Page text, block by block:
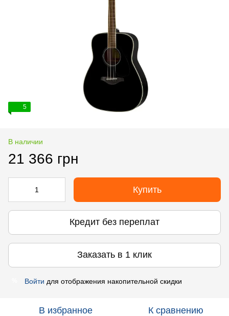
5
В наличии
21 366 грн
Купить
Кредит без переплат
Заказать в 1 клик
Войти для отображения накопительной скидки
В избранное К сравнению